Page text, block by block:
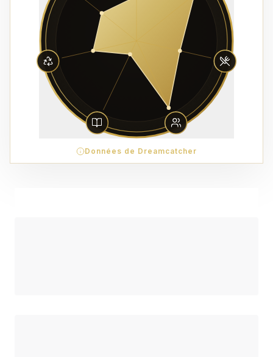
Données de Dreamcatcher